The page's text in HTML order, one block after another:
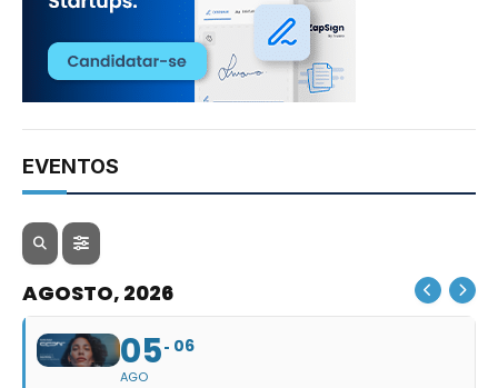
EVENTOS
AGOSTO, 2026
05
AGO
06